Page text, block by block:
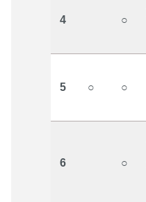
4 ○
5 ○ ○
6 ○